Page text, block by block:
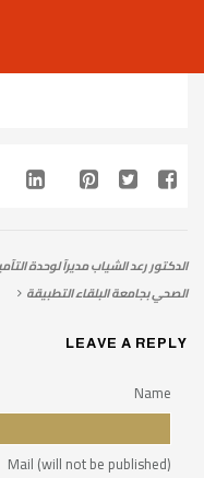
الدكتور رعد الشياب مديرآ لوحدة
الصحي بجامعة البلقاء التطبيقة
LEAVE A REPLY
Name
Mail (will not be published)